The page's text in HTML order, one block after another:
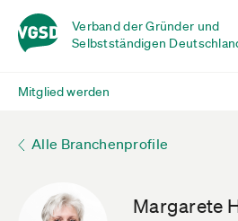
Verband der Gründer und
Selbstständigen
Mitglied werden
Alle Branchenprofile
Margarete